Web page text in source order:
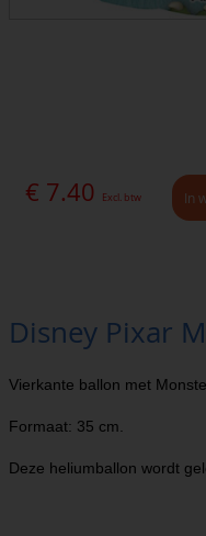
€ 7.40 Excl. btw In
Disney Pixar
Vierkante ballon met
Formaat: 35 cm.
Deze heliumballon wordt